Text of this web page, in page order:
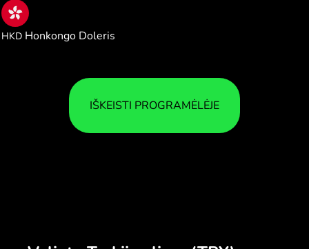
HKD Honkongo Doleris
IŠKEISTI PROGRAMĖLĖJE